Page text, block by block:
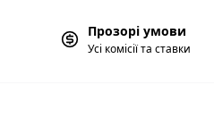
Прозорі умови
Усі комісії та ставки